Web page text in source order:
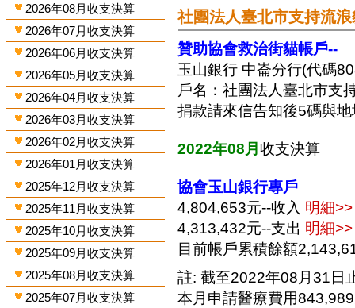
2026年08月收支決算
2026年07月收支決算
2026年06月收支決算
2026年05月收支決算
2026年04月收支決算
2026年03月收支決算
2026年02月收支決算
2026年01月收支決算
2025年12月收支決算
2025年11月收支決算
2025年10月收支決算
2025年09月收支決算
2025年08月收支決算
2025年07月收支決算
社團法人臺北市支持流
贊助協會救治街貓帳戶--
玉山銀行 中崙分行(代碼
戶名：社團法人臺北市支
捐款請來信告知後5碼與
2022年08月收支決算
協會玉山銀行專戶
4,804,653元--收入 明細>>
4,313,432元--支出 明細>>
目前帳戶累積餘額
註: 截至2022年08月31日
本月申請醫療費用